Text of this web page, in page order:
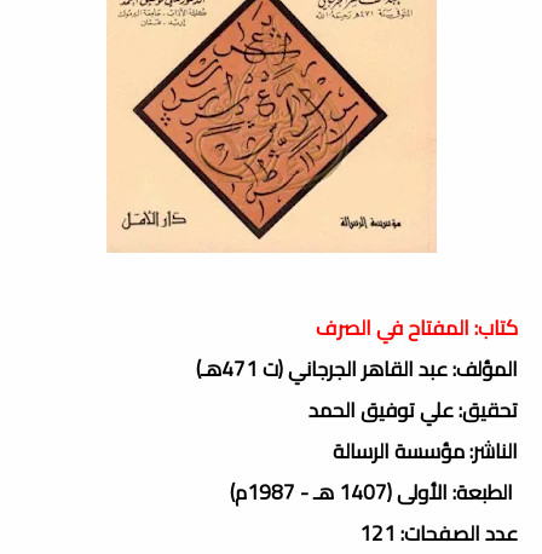
كتاب: المفتاح في الصرف
المؤلف: عبد القاهر الجرجاني (ت 471هـ)
تحقيق: علي توفيق الحمد
الناشر: مؤسسة الرسالة
الطبعة: الأولى (1407 هـ - 1987م)
عدد الصفحات: 121